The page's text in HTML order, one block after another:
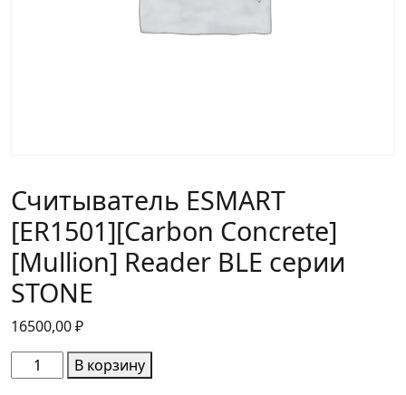
Считыватель ESMART
[ER1501][Carbon Concrete]
[Mullion] Reader BLE серии
STONE
16500,00₽
Количество
товара
В корзину